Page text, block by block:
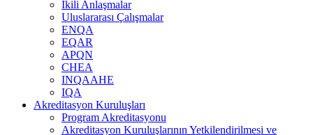
İkili Anlaşmalar
Uluslararası Çalışmalar
ENQA
EQAR
APQN
CHEA
INQAAHE
IQA
Akreditasyon Kuruluşları
Program Akreditasyonu
Akreditasyon Kuruluşlarının Yetkilendirilmesi ve